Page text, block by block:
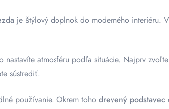
je štýlový doplnok do moderného interiéru.
nastavíte atmosféru podľa situácie. Najprv
sústrediť.
používanie. Okrem toho drevený podstavec